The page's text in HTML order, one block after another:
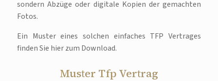
sondern Abzüge oder digitale Kopien der gemachten
Fotos.
Ein Muster eines solchen einfaches TFP Vertrages
finden Sie hier zum Download.
Muster Tfp Vertrag